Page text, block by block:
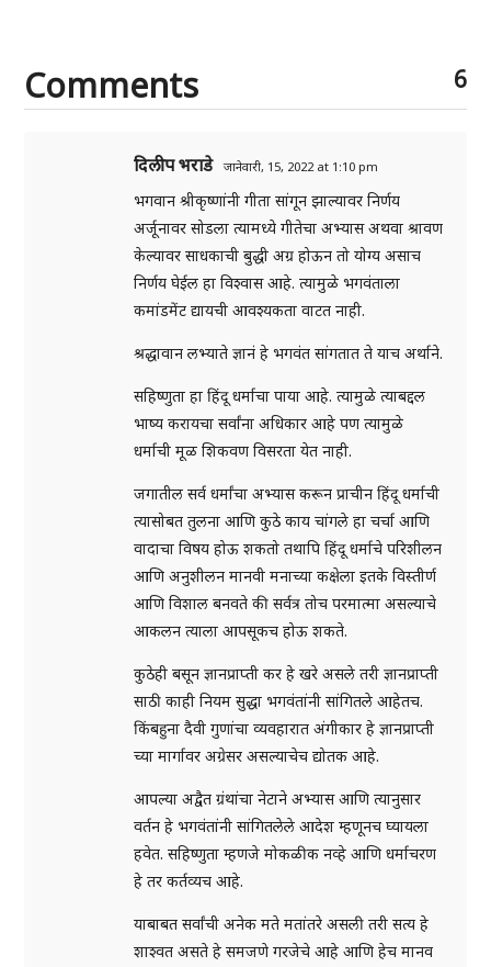
Comments 6
दिलीप भराडे जानेवारी, 15, 2022 at 1:10 pm
भगवान श्रीकृष्णांनी गीता सांगून झाल्यावर निर्णय
अर्जूनावर सोडला त्यामध्ये गीतेचा अभ्यास अथवा श्रावण
केल्यावर साधकाची बुद्धी अग्र होऊन तो योग्य असाच
निर्णय घेईल हा विश्वास आहे. त्यामुळे भगवंताला
कमांडमेंट द्यायची आवश्यकता वाटत नाही.
श्रद्धावान लभ्याते ज्ञानं हे भगवंत सांगतात ते याच अर्थाने.
सहिष्णुता हा हिंदू धर्माचा पाया आहे. त्यामुळे त्याबद्दल
भाष्य करायचा सर्वांना अधिकार आहे पण त्यामुळे
धर्माची मूळ शिकवण विसरता येत नाही.
जगातील सर्व धर्मांचा अभ्यास करून प्राचीन हिंदू धर्माची
त्यासोबत तुलना आणि कुठे काय चांगले हा चर्चा आणि
वादाचा विषय होऊ शकतो तथापि हिंदू धर्माचे परिशीलन
आणि अनुशीलन मानवी मनाच्या कक्षेला इतके विस्तीर्ण
आणि विशाल बनवते की सर्वत्र तोच परमात्मा असल्याचे
आकलन त्याला आपसूकच होऊ शकते.
कुठेही बसून ज्ञानप्राप्ती कर हे खरे असले तरी ज्ञानप्राप्ती
साठी काही नियम सुद्धा भगवंतांनी सांगितले आहेतच.
किंबहुना दैवी गुणांचा व्यवहारात अंगीकार हे ज्ञानप्राप्ती
च्या मार्गावर अग्रेसर असल्याचेच द्योतक आहे.
आपल्या अद्वैत ग्रंथांचा नेटाने अभ्यास आणि त्यानुसार
वर्तन हे भगवंतांनी सांगितलेले आदेश म्हणूनच घ्यायला
हवेत. सहिष्णुता म्हणजे मोकळीक नव्हे आणि धर्माचरण
हे तर कर्तव्यच आहे.
याबाबत सर्वांची अनेक मते मतांतरे असली तरी सत्य हे
शाश्वत असते हे समजणे गरजेचे आहे आणि हेच मानव